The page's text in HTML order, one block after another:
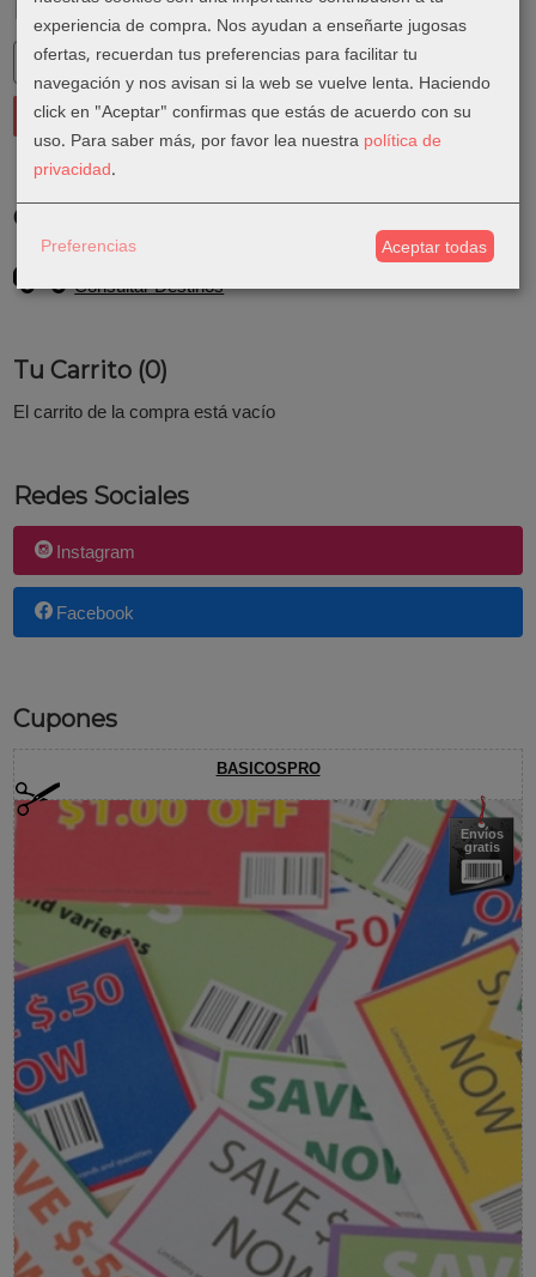
Marcas
Costes de Envío
GRATIS *
Consultar Destinos
Tu Carrito (0)
El carrito de la compra está vacío
Redes Sociales
Instagram
Facebook
Cupones
BASICOSPRO
Envíos
gratis
experiencia de compra. Nos ayudan a enseñarte jugosas
ofertas, recuerdan tus preferencias para facilitar tu
navegación y nos avisan si la web se vuelve lenta. Haciendo
click en "Aceptar" confirmas que estás de acuerdo con su
uso. Para saber más, por favor lea nuestra política de
privacidad.
Preferencias Aceptar todas